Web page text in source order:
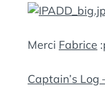
Merci Fabrice
Captain’s